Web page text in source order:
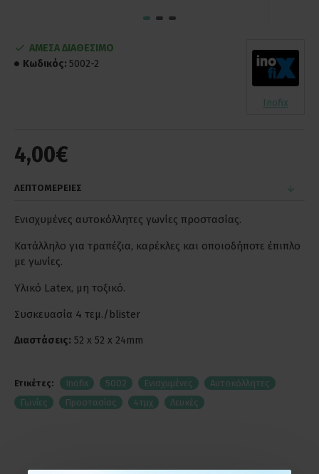
4,00€
ΑΜΕΣΑ ΔΙΑΘΕΣΙΜΟ
Κωδικός: 5002-2
Inofix
ΛΕΠΤΟΜΕΡΕΙΕΣ
Ενισχυμένες αυτοκόλλητες γωνίες προστασίας.
Κατάλληλο για τραπέζια, καρέκλες και οποιοδήποτε έπιπλο
με γωνίες.
Υλικό Latex, μη τοξικό.
Συσκευασία 4 τεμ./blister
Διαστάσεις: 52 x 52 x 24mm
Ετικέτες: Inofix 5002 Ενισχυμένες
Αυτοκόλλητες
Γωνίες
Προστασίας 4τμχ Λευκές